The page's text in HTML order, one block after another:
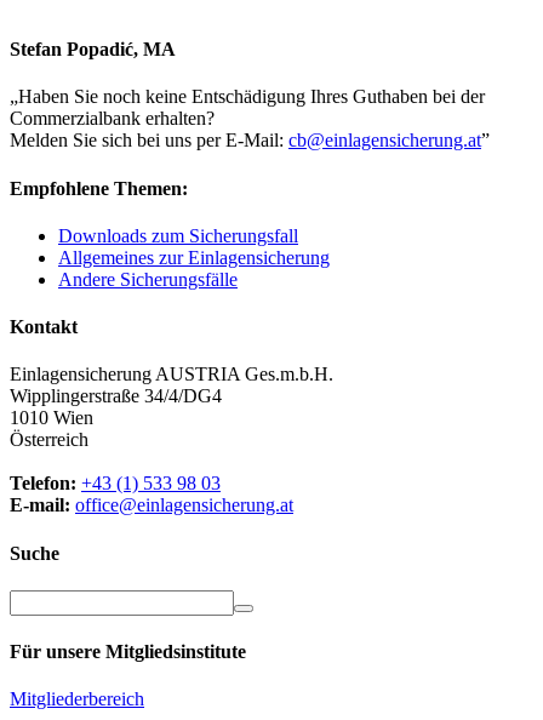
Stefan Popadić, MA
„Haben Sie noch keine Entschädigung Ihres Guthaben bei der
Commerzialbank erhalten?
Melden Sie sich bei uns per E-Mail: cb@einlagensicherung.at”
Empfohlene Themen:
Downloads zum Sicherungsfall
Allgemeines zur Einlagensicherung
Andere Sicherungsfälle
Kontakt
Einlagensicherung AUSTRIA Ges.m.b.H.
Wipplingerstraße 34/4/DG4
1010 Wien
Österreich
Telefon: +43 (1) 533 98 03
E-mail: office@einlagensicherung.at
Suche
Für unsere Mitgliedsinstitute
Mitgliederbereich